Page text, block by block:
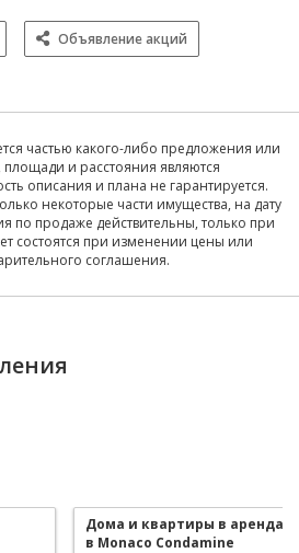
Объявление акций
частью какого-либо предложения или
и расстояния являются
описания и плана не гарантируется.
некоторые части имущества, на дату
по продаже действительны, только при
состоятся при изменении цены или
соглашения.
Дома и квартиры в аренда
в Monaco Condamine